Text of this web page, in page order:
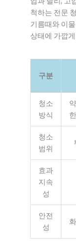
척하는 전문
기름때와 이
상태에 가깝
구분
청소
방식
청소
범위
효과
지속
성
안전
성